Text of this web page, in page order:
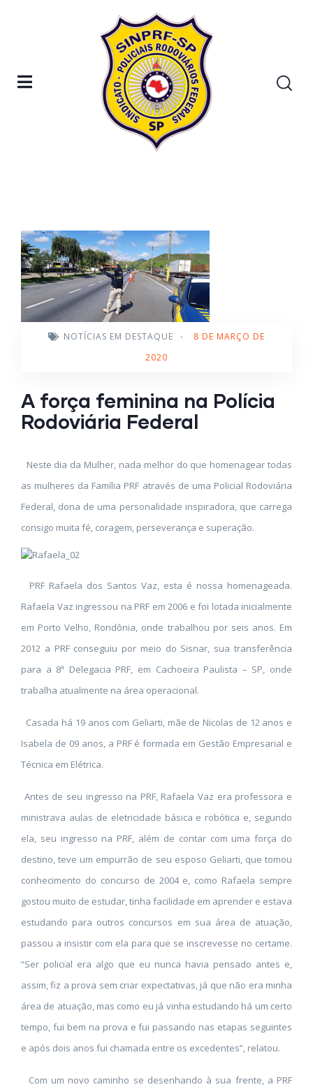
NOTÍCIAS EM DESTAQUE -
8 DE MARÇO DE
2020
A força feminina na Polícia
Rodoviária Federal
Neste dia da Mulher, nada melhor do que homenagear todas
as mulheres da Família PRF através de uma Policial Rodoviária
Federal, dona de uma personalidade inspiradora, que carrega
consigo muita fé, coragem, perseverança e superação.
PRF Rafaela dos Santos Vaz, esta é nossa homenageada.
Rafaela Vaz ingressou na PRF em 2006 e foi lotada inicialmente
em Porto Velho, Rondônia, onde trabalhou por seis anos. Em
2012 a PRF conseguiu por meio do Sisnar, sua transferência
para a 8ª Delegacia PRF, em Cachoeira Paulista – SP, onde
trabalha atualmente na área operacional.
Casada há 19 anos com Geliarti, mãe de Nicolas de 12 anos e
Isabela de 09 anos, a PRF é formada em Gestão Empresarial e
Técnica em Elétrica.
Antes de seu ingresso na PRF, Rafaela Vaz era professora e
ministrava aulas de eletricidade básica e robótica e, segundo
ela, seu ingresso na PRF, além de contar com uma força do
destino, teve um empurrão de seu esposo Geliarti, que tomou
conhecimento do concurso de 2004 e, como Rafaela sempre
gostou muito de estudar, tinha facilidade em aprender e estava
estudando para outros concursos em sua área de atuação,
passou a insistir com ela para que se inscrevesse no certame.
“Ser policial era algo que eu nunca havia pensado antes e,
assim, fiz a prova sem criar expectativas, já que não era minha
área de atuação, mas como eu já vinha estudando há um certo
tempo, fui bem na prova e fui passando nas etapas seguintes
e após dois anos fui chamada entre os excedentes”, relatou.
Com um novo caminho se desenhando à sua frente, a PRF